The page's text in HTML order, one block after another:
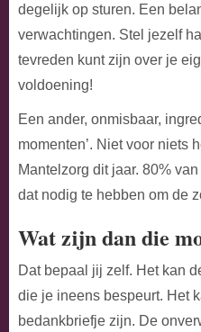
degelijk op sturen. Een
verwachtingen. Stel jezelf
tevreden kunt zijn over je
voldoening!
Een ander, onmisbaar,
momenten’. Niet voor niets
Mantelzorg dit jaar. 80%
dat nodig te hebben om de
Wat zijn dan die
Dat bepaal jij zelf. Het kan
die je ineens bespeurt. Het
bedankbriefje zijn. De